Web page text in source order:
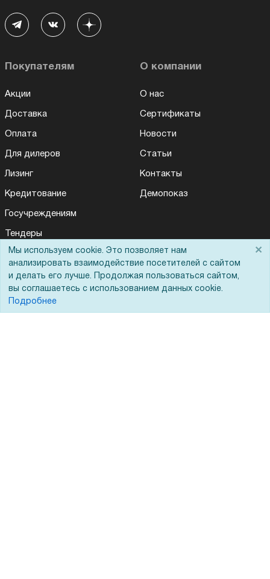
Покупателям
Акции
Доставка
Оплата
Для дилеров
Лизинг
Кредитование
Госучреждениям
Тендеры
Бренды
ЭДО
О компании
О нас
Сертификаты
Новости
Статьи
Контакты
Демопоказ
Мы используем cookie. Это позволяет нам
анализировать взаимодействие посетителей с сайтом
и делать его лучше. Продолжая пользоваться сайтом,
вы соглашаетесь с использованием данных cookie.
Подробнее
×